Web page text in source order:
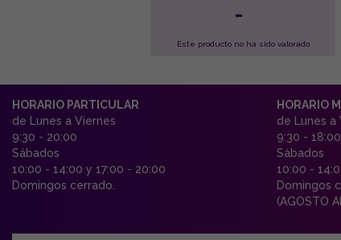
-
Este producto no ha sido valorado
HORARIO PARTICULAR
de Lunes a Viernes
9:30 - 20:00
Sábados
10:00 - 14:00 y 17:00 - 20:00
Domingos cerrado.
HORARIO
de Lunes a
9:30 - 18:00
Sábados
10:00 -
Domingos
(AGOSTO